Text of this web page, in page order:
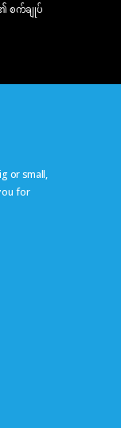
၏ စက်ချုပ်
or small,
for